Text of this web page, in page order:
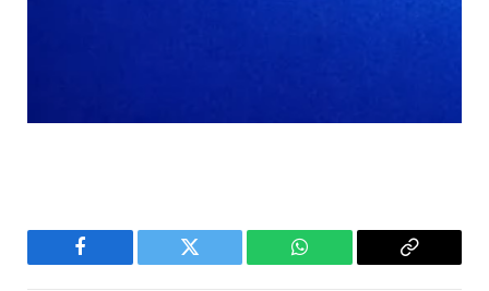
Facebook Twitter WhatsApp
Copy